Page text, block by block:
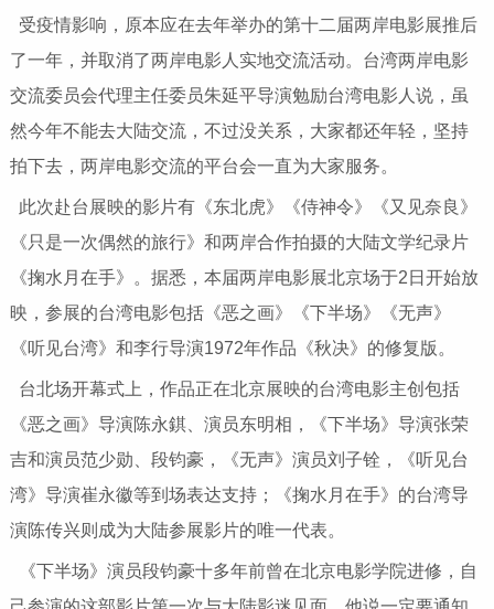
受疫情影响，原本应在去年举办的第十二届两岸电影展推后
了一年，并取消了两岸电影人实地交流活动。台湾两岸电影
交流委员会代理主任委员朱延平导演勉励台湾电影人说，虽
然今年不能去大陆交流，不过没关系，大家都还年轻，坚持
拍下去，两岸电影交流的平台会一直为大家服务。
此次赴台展映的影片有《东北虎》《侍神令》《又见奈良》
《只是一次偶然的旅行》和两岸合作拍摄的大陆文学纪录片
《掬水月在手》。据悉，本届两岸电影展北京场于2日开始放
映，参展的台湾电影包括《恶之画》《下半场》《无声》
《听见台湾》和李行导演1972年作品《秋决》的修复版。
台北场开幕式上，作品正在北京展映的台湾电影主创包括
《恶之画》导演陈永錤、演员东明相，《下半场》导演张荣
吉和演员范少勋、段钧豪，《无声》演员刘子铨，《听见台
湾》导演崔永徽等到场表达支持；《掬水月在手》的台湾导
演陈传兴则成为大陆参展影片的唯一代表。
《下半场》演员段钧豪十多年前曾在北京电影学院进修，自